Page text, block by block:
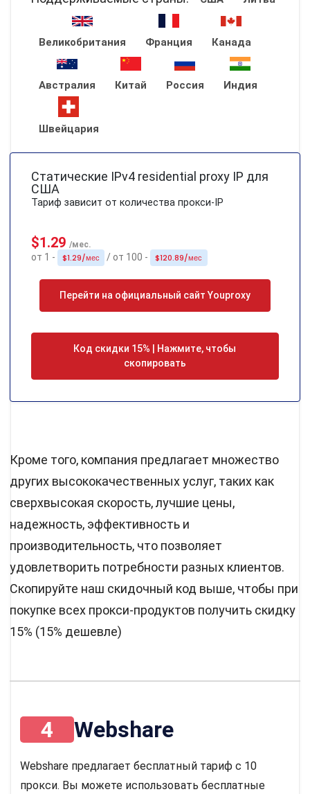
Великобритания Франция Канада
Австралия Китай Россия Индия
Швейцария
Статические IPv4 residential proxy IP для
США
Тариф зависит от количества прокси-IP
$1.29 /мес.
от 1 - $1.29/мес / от 100 - $120.89/мес
Перейти на официальный сайт Youproxy
Код скидки 15% | Нажмите, чтобы
скопировать
Кроме того, компания предлагает множество
других высококачественных услуг, таких как
сверхвысокая скорость, лучшие цены,
надежность, эффективность и
производительность, что позволяет
удовлетворить потребности разных клиентов.
Скопируйте наш скидочный код выше, чтобы при
покупке всех прокси-продуктов получить скидку
15% (15% дешевле)
4 Webshare
Webshare предлагает бесплатный тариф с 10
прокси. Вы можете использовать бесплатные